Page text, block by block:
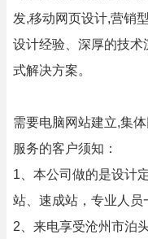
发,移动网页设计,营销
设计经验、深厚的技
式解决方案。
需要电脑网站建立,集
服务的客户须知：
1、本公司做的是设计
站、速成站，专业人员
2、来电享受沧州市泊